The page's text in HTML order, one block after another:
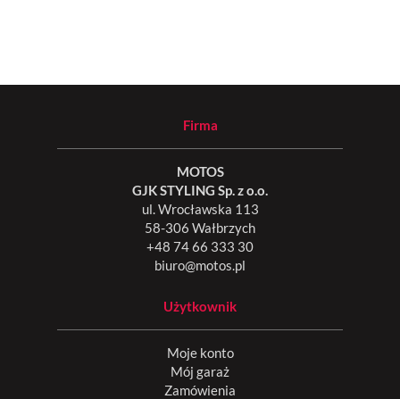
Firma
MOTOS
GJK STYLING Sp. z o.o.
ul. Wrocławska 113
58-306 Wałbrzych
+48 74 66 333 30
biuro@motos.pl
Użytkownik
Moje konto
Mój garaż
Zamówienia